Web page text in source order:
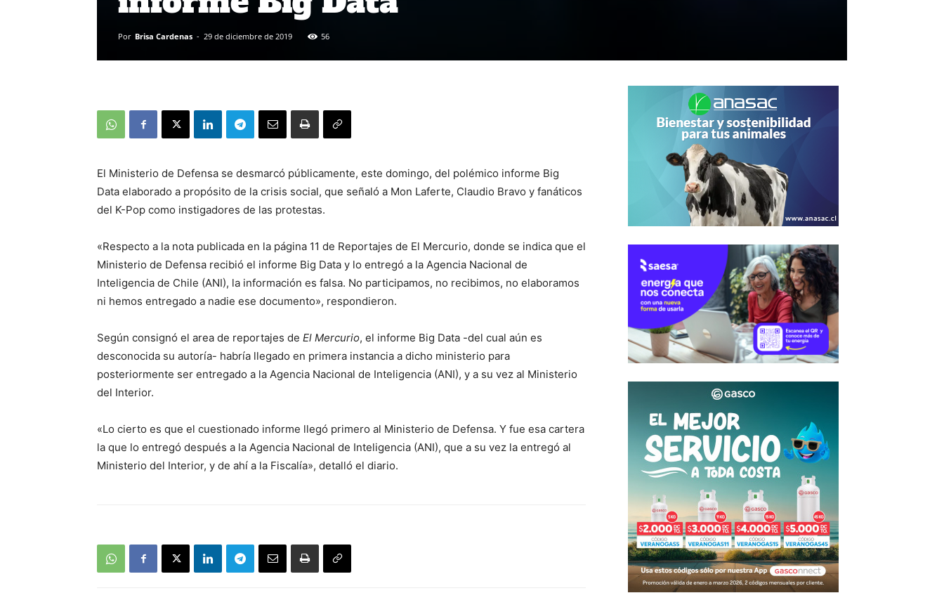
Por Brisa Cardenas - 29 de diciembre de 2019 56
El Ministerio de Defensa se desmarcó públicamente, este domingo, del polémico informe Big
Data elaborado a propósito de la crisis social, que señaló a Mon Laferte, Claudio Bravo y fanáticos
del K-Pop como instigadores de las protestas.
«Respecto a la nota publicada en la página 11 de Reportajes de El Mercurio, donde se indica que el
Ministerio de Defensa recibió el informe Big Data y lo entregó a la Agencia Nacional de
Inteligencia de Chile (ANI), la información es falsa. No participamos, no recibimos, no elaboramos
ni hemos entregado a nadie ese documento», respondieron.
Según consignó el area de reportajes de El Mercurio, el informe Big Data -del cual aún es
desconocida su autoría- habría llegado en primera instancia a dicho ministerio para
posteriormente ser entregado a la Agencia Nacional de Inteligencia (ANI), y a su vez al Ministerio
del Interior.
«Lo cierto es que el cuestionado informe llegó primero al Ministerio de Defensa. Y fue esa cartera
la que lo entregó después a la Agencia Nacional de Inteligencia (ANI), que a su vez la entregó al
Ministerio del Interior, y de ahí a la Fiscalía», detalló el diario.